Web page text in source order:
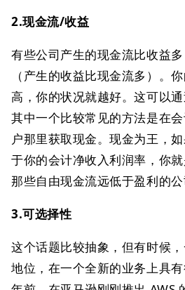
2.现金流/收益
有些公司产生的现金流比收益
（产生的收益比现金流多）。
高，你的状况就越好。这可以
其中一个比较常见的方法是在
户那里获取现金。现金为王，
于你的会计净收入利润率，你就
那些自由现金流远低于盈利的公
3.可选择性
这个话题比较抽象，但有时候
地位，在一个全新的业务上具